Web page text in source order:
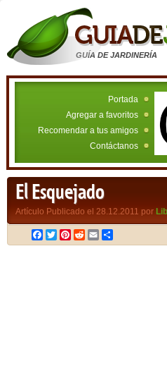
GUÍA DE JARDINERÍA
Portada
Agregar a favoritos
Recomendar a tus amigos
Contáctanos
El Esquejado
Artículo Publicado el 28.12.2011 por
Facebook
TwitterPinterest
RedditEmail